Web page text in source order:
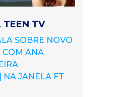
TEEN TV
SOBRE NOVO
ANA
NA JANELA FT